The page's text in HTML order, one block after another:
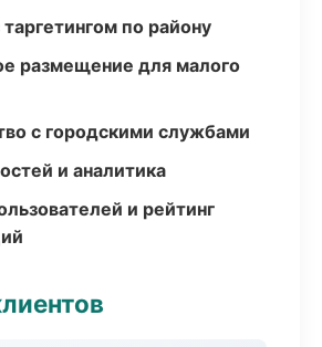
по району
размещение для малого
с городскими службами
и аналитика
и рейтинг